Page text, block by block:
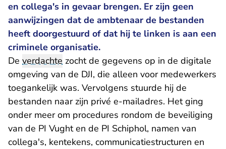
en collega's in gevaar brengen. Er zijn geen
aanwijzingen dat de ambtenaar de bestanden
heeft doorgestuurd of dat hij te linken is aan een
criminele organisatie.
De verdachte zocht de gegevens op in de digitale
omgeving van de DJI, die alleen voor medewerkers
toegankelijk was. Vervolgens stuurde hij de
bestanden naar zijn privé e-mailadres. Het ging
onder meer om procedures rondom de beveiliging
van de PI Vught en de PI Schiphol, namen van
collega's, kentekens, communicatiestructuren en